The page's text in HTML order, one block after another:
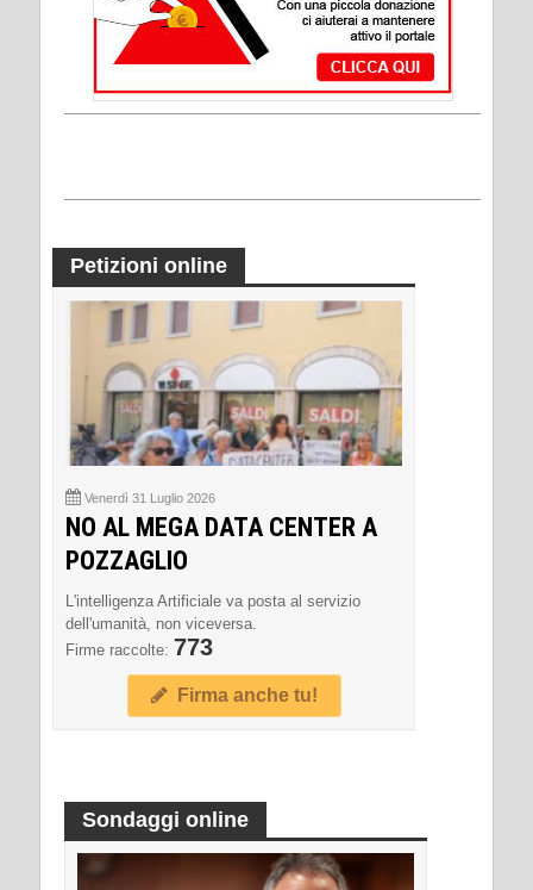
Petizioni online
Venerdì 31 Luglio 2026
NO AL MEGA DATA CENTER A
POZZAGLIO
L'intelligenza Artificiale va posta al servizio
dell'umanità, non viceversa.
Firme raccolte: 773
Firma anche tu!
Sondaggi online